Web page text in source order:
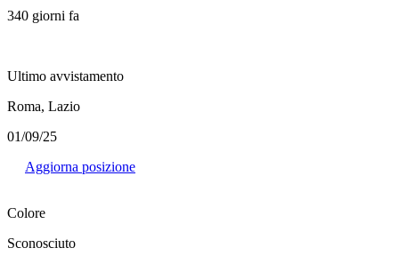
340 giorni fa
Ultimo avvistamento
Roma, Lazio
01/09/25
Aggiorna posizione
Colore
Sconosciuto